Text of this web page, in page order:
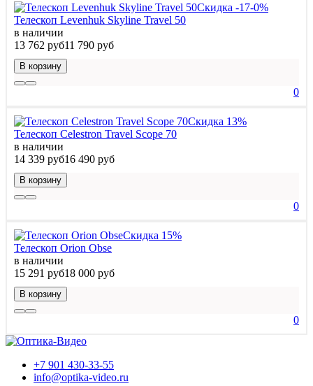
Скидка -17-0%
Телескоп Levenhuk Skyline Travel 50
в наличии
13 762 руб11 790 руб
В корзину
0
Скидка 13%
Телескоп Celestron Travel Scope 70
в наличии
14 339 руб16 490 руб
В корзину
0
Скидка 15%
Телескоп Orion Obse
в наличии
15 291 руб18 000 руб
В корзину
0
+7 901 430-33-55
info@optika-video.ru